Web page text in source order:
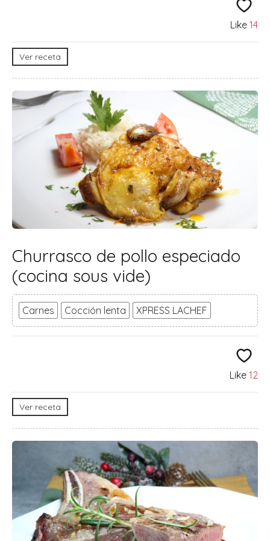
Like 14
Ver receta
Churrasco de pollo especiado
(cocina sous vide)
Carnes Cocción lenta XPRESS LACHEF
Like 12
Ver receta